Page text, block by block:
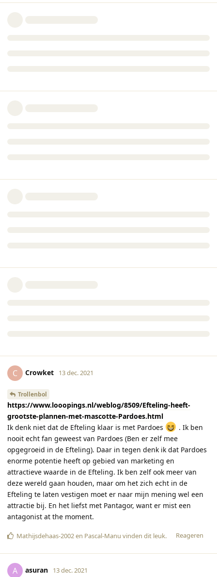
C Crowket 13 dec. 2021
Trollenbol
https://www.looopings.nl/weblog/8509/Efteling-heeft-
grootste-plannen-met-mascotte-Pardoes.html
Ik denk niet dat de Efteling klaar is met Pardoes
. Ik ben
nooit echt fan geweest van Pardoes (Ben er zelf mee
opgegroeid in de Efteling). Daar in tegen denk ik dat Pardoes
enorme potentie heeft op gebied van marketing en
attractieve waarde in de Efteling. Ik ben zelf ook meer van
deze wereld gaan houden, maar om het zich echt in de
Efteling te laten vestigen moet er naar mijn mening wel een
attractie bij. En het liefst met Pantagor, want er mist een
antagonist at the moment.
Reageren
Mathijsdehaas-2002en Pascal-Manu vinden dit leuk.
A asuran 13 dec. 2021